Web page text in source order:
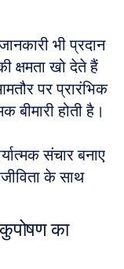
भी प्रदान
क्षमता खो देते हैं
पर प्रारंभिक
होती है।
संचार बनाए
के साथ
का